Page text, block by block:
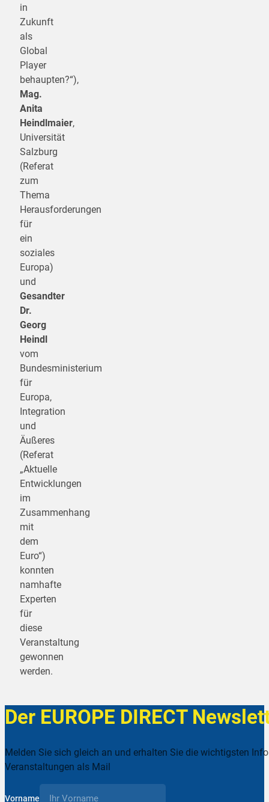
in
Zukunft
als
Global
Player
behaupten?“),
Mag.
Anita
Heindlmaier,
Universität
Salzburg
(Referat
zum
Thema
Herausforderungen
für
ein
soziales
Europa)
und
Gesandter
Dr.
Georg
Heindl
vom
Bundesministerium
für
Europa,
Integration
und
Äußeres
(Referat
„Aktuelle
Entwicklungen
im
Zusammenhang
mit
dem
Euro“)
konnten
namhafte
Experten
für
diese
Veranstaltung
gewonnen
werden.
Der EUROPE DIRECT
Melden Sie sich gleich an und erhalten Sie die wichtigsten
Veranstaltungen als Mail
Vorname